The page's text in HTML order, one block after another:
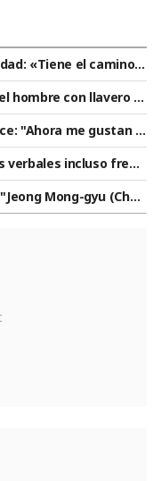
«Tiene el camino c
bondadosa» [Historia
hombre con llavero d
Lee Yong-ju y Yoo You
completa ★]
"Ahora me gustan lo
groseras" [So
verbales incluso frent
"Es un infierno" [Lee S
Mong-gyu (Chair
bo; ¿cuándo se acord